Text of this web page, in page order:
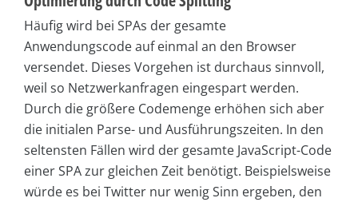
Häufig wird bei SPAs der gesamte
Anwendungscode auf einmal an den Browser
versendet. Dieses Vorgehen ist durchaus sinnvoll,
weil so Netzwerkanfragen eingespart werden.
Durch die größere Codemenge erhöhen sich aber
die initialen Parse- und Ausführungszeiten. In den
seltensten Fällen wird der gesamte JavaScript-Code
einer SPA zur gleichen Zeit benötigt. Beispielsweise
würde es bei Twitter nur wenig Sinn ergeben, den